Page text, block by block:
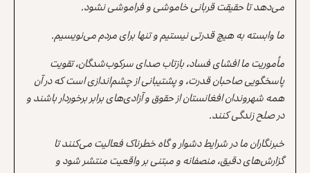
می‌دهد تا حقیقت قربانی خاموشی و فراموشی نشود.
ما وابسته به هیچ قدرتی نیستیم و تنها برای مردم می‌نویسیم.
مأموریت ما افشای فساد، بازتاب صدای سرکوب‌شدگان، تقویت
پاسخگویی صاحبان قدرت، و پشتیبانی از چشم‌اندازی است که در آن
همه شهروندان افغانستان از حقوق و آزادی‌های برابر برخوردار باشند و
در صلح زندگی کنند.
خبرنگاران ما در شرایط دشوار و گاه خطرناک فعالیت می‌کنند تا
گزارش‌های دقیق، منصفانه و مبتنی بر واقعیت منتشر شود و